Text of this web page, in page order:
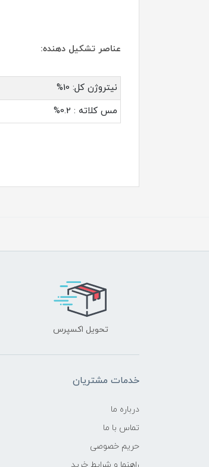
عناصر تشکیل دهنده:
نیتروژن کل: 10%
مس کلاته : 0.2%
تحویل اکسپرس
خدمات مشتریان
درباره ما
تماس با ما
حریم خصوصی